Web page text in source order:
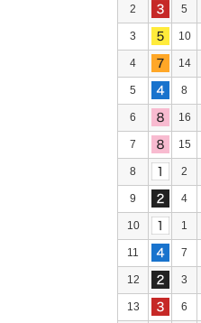
2 5
3 10
4 14
5 8
6 16
7 15
8 2
9 4
10 1
11 7
12 3
13 6